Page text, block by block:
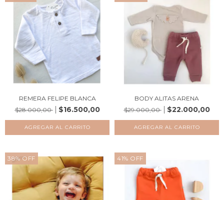
REMERA FELIPE BLANCA
$28.000,00
$16.500,00
AGREGAR AL CARRITO
BODY ALITAS ARENA
$29.000,00
$22.000,00
AGREGAR AL CARRITO
38% OFF 41% OFF